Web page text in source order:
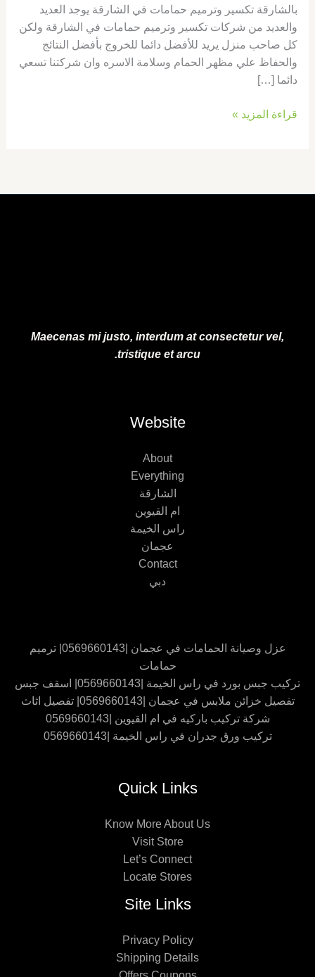
بالشارقة تكسير وترميم حمامات في الشارقة يوجد العديد
والعديد من شركات تكسير وترميم حمامات في الشارقة ولكن
كل صاحب منزل يريد للأفضل دائما للخروج بأفضل النتائج
والحفاظ علي مظهر الحمام وسلامة الاسره وان شركتنا تسعي
دائما […]
قراءة المزيد »
Maecenas mi justo, interdum at consectetur vel,
tristique et arcu.
Website
About
Everything
الشارقة
ام القيوين
راس الخيمة
عجمان
Contact
دبي
عزل وصيانة الحمامات في عجمان |0569660143| ترميم
حمامات
تركيب جبس بورد في راس الخيمة |0569660143| اسقف جبس
تفصيل خزائن ملابس في عجمان |0569660143| تفصيل اثاث
شركة تركيب باركيه في ام القيوين |0569660143
تركيب ورق جدران في راس الخيمة |0569660143
Quick Links
Know More About Us
Visit Store
Let’s Connect
Locate Stores
Site Links
Privacy Policy
Shipping Details